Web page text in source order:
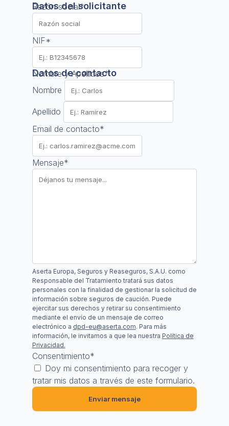
Datos del solicitante
Razón social*
NIF*
Datos de contacto
Nombre y Apellidos*
Nombre
Apellido
Email de contacto*
Mensaje*
Aserta Europa, Seguros y Reaseguros, S.A.U. como
Responsable del Tratamiento tratará sus datos
personales con la finalidad de gestionar la solicitud de
información sobre seguros de caución. Puede
ejercitar sus derechos y retirar su consentimiento
mediante el envío de un mensaje de correo
electrónico a dpd-eu@aserta.com. Para más
información, le invitamos a que lea nuestra Política de
Privacidad.
Consentimiento*
Doy mi consentimiento para recoger y
tratar mis datos a través de este formulario.